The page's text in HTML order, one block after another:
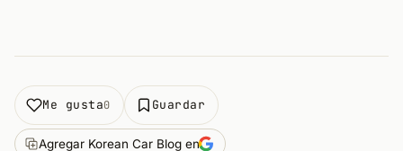
Me gusta0 Guardar
Agregar Korean Car Blog en